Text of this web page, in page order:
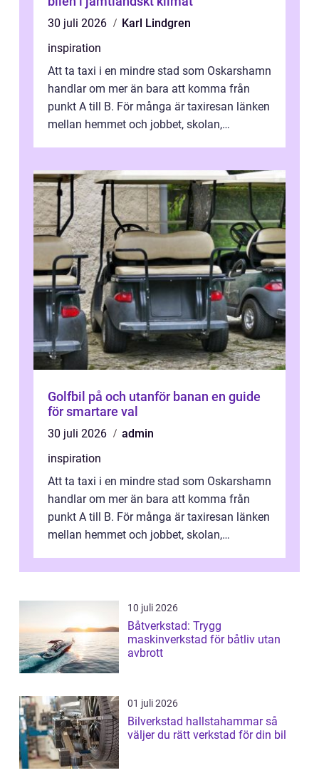
30 juli 2026
Karl Lindgren
inspiration
Att ta taxi i en mindre stad som Oskarshamn
handlar om mer än bara att komma från
punkt A till B. För många är taxiresan länken
mellan hemmet och jobbet, skolan,
Golfbil på och utanför banan en guide
för smartare val
30 juli 2026
admin
inspiration
Att ta taxi i en mindre stad som Oskarshamn
handlar om mer än bara att komma från
punkt A till B. För många är taxiresan länken
mellan hemmet och jobbet, skolan,
10 juli 2026
Båtverkstad: Trygg
maskinverkstad för båtliv utan
avbrott
01 juli 2026
Bilverkstad hallstahammar så
väljer du rätt verkstad för din bil